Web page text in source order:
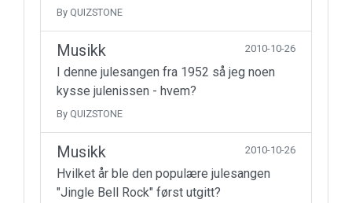
By QUIZSTONE
Musikk 2010-10-26
I denne julesangen fra 1952 så jeg noen
kysse julenissen - hvem?
By QUIZSTONE
Musikk 2010-10-26
Hvilket år ble den populære julesangen
"Jingle Bell Rock" først utgitt?